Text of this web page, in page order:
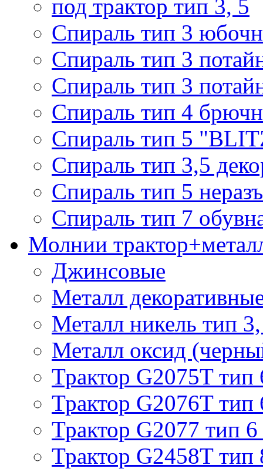
под трактор тип 3, 5
Спираль тип 3
Спираль тип 3
Спираль тип 3
Спираль тип 4
Спираль тип 5
Спираль тип 3,5
Спираль тип 5
Спираль тип 7
Молнии
Джинсовые
Металл
Металл никель тип
Металл оксид
Трактор G2075T тип
Трактор G2076T тип
Трактор G2077 тип 6
Трактор G2458T тип